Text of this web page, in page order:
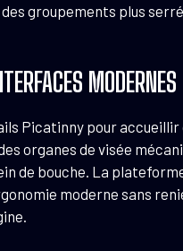
groupements plus
MODERNES
Picatinny pour accueillir
organes de visée
de bouche. La
moderne sans